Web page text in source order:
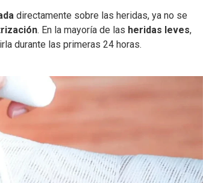
directamente sobre las heridas, ya no se
. En la mayoría de las heridas leves,
durante las primeras 24 horas.